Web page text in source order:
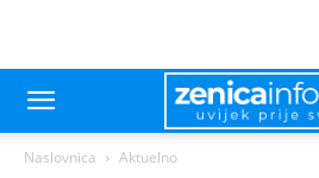
Naslovnica Aktuelno